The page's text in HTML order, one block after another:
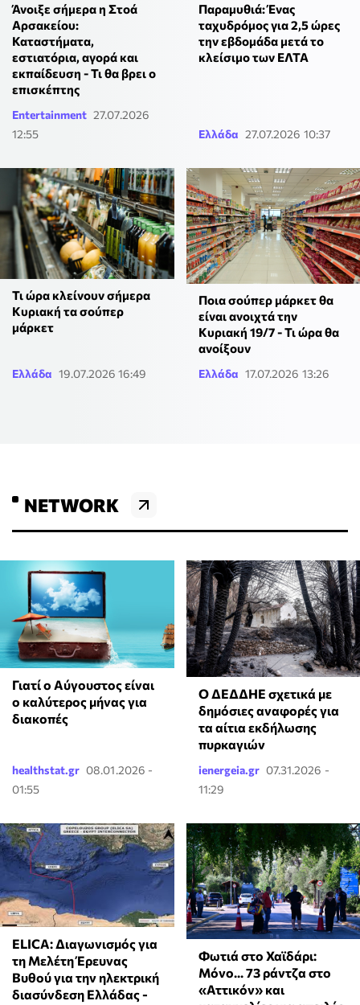
Άνοιξε σήμερα η Στοά
Αρσακείου:
Καταστήματα,
εστιατόρια, αγορά και
εκπαίδευση - Τι θα βρει ο
επισκέπτης
Entertainment 27.07.2026
12:55
Παραμυθιά: Ένας
ταχυδρόμος για 2,5 ώρες
την εβδομάδα μετά το
κλείσιμο των ΕΛΤΑ
Ελλάδα 27.07.2026 10:37
Τι ώρα κλείνουν σήμερα
Κυριακή τα σούπερ
μάρκετ
Ελλάδα 19.07.2026 16:49
Ποια σούπερ μάρκετ θα
είναι ανοιχτά την
Κυριακή 19/7 - Τι ώρα θα
ανοίξουν
Ελλάδα 17.07.2026 13:26
NETWORK
Γιατί ο Αύγουστος είναι
ο καλύτερος μήνας για
διακοπές
healthstat.gr 08.01.2026 -
01:55
Ο ΔΕΔΔΗΕ σχετικά με
δημόσιες αναφορές για
τα αίτια εκδήλωσης
πυρκαγιών
ienergeia.gr 07.31.2026 -
11:29
ELICA: Διαγωνισμός για
τη Μελέτη Έρευνας
Βυθού για την ηλεκτρική
διασύνδεση Ελλάδας -
Φωτιά στο Χαϊδάρι:
Μόνο... 73 ράντζα στο
«Αττικόν» και